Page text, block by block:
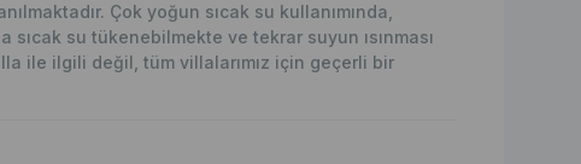
Çok yoğun sıcak su kullanımında,
su tükenebilmekte ve tekrar suyun ısınması
ile ilgili değil, tüm villalarımız için geçerli bir